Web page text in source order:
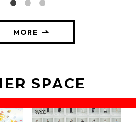
MORE
SPACE